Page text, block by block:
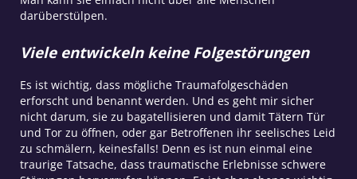
darüberstülpen.
Viele entwickeln keine Folgestörungen
Es ist wichtig, dass mögliche Traumafolgeschäden
erforscht und benannt werden. Und es geht mir sicher
nicht darum, sie zu bagatellisieren und damit Tätern Tür
und Tor zu öffnen, oder gar Betroffenen ihr seelisches Leid
zu schmälern, keinesfalls! Denn es ist nun einmal eine
traurige Tatsache, dass traumatische Erlebnisse schwere